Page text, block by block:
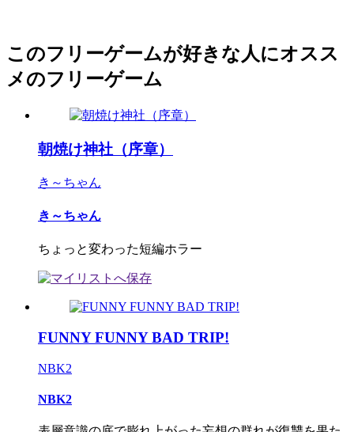
このフリーゲームが好きな人にオスス
メのフリーゲーム
朝焼け神社（序章）
き～ちゃん
き～ちゃん
ちょっと変わった短編ホラー
FUNNY FUNNY BAD TRIP!
NBK2
NBK2